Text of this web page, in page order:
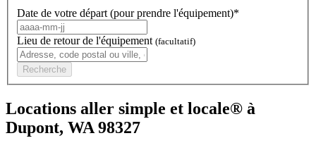
Date de votre départ (pour prendre l'équipement)*
Lieu de retour de l'équipement (facultatif)
Recherche
Locations aller simple et locale® à
Dupont, WA 98327